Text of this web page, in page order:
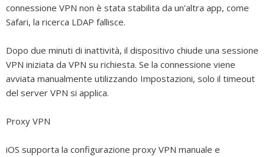
connessione VPN non è stata stabilita da un'altra app, come
Safari, la ricerca LDAP fallisce.
Dopo due minuti di inattività, il dispositivo chiude una sessione
VPN iniziata da VPN su richiesta. Se la connessione viene
avviata manualmente utilizzando Impostazioni, solo il timeout
del server VPN si applica.
Proxy VPN
iOS supporta la configurazione proxy VPN manuale e